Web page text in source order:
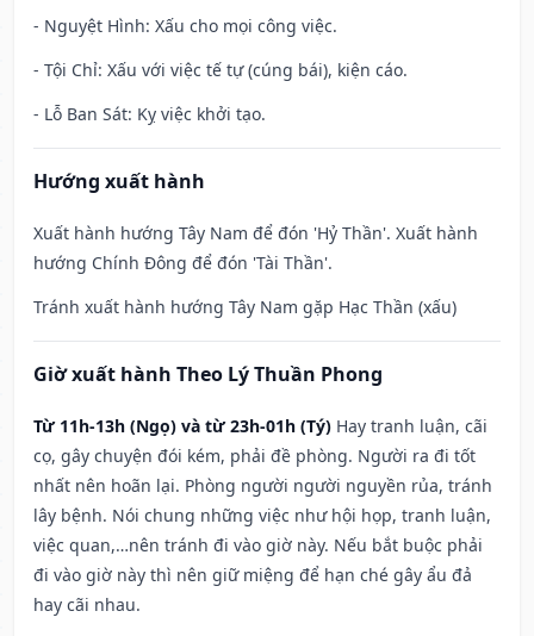
- Nguyệt Hình: Xấu cho mọi công việc.
- Tội Chỉ: Xấu với việc tế tự (cúng bái), kiện cáo.
- Lỗ Ban Sát: Kỵ việc khởi tạo.
Hướng xuất hành
Xuất hành hướng Tây Nam để đón 'Hỷ Thần'. Xuất hành
hướng Chính Đông để đón 'Tài Thần'.
Tránh xuất hành hướng Tây Nam gặp Hạc Thần (xấu)
Giờ xuất hành Theo Lý Thuần Phong
Từ 11h-13h (Ngọ) và từ 23h-01h (Tý) Hay tranh luận, cãi
cọ, gây chuyện đói kém, phải đề phòng. Người ra đi tốt
nhất nên hoãn lại. Phòng người người nguyền rủa, tránh
lây bệnh. Nói chung những việc như hội họp, tranh luận,
việc quan,…nên tránh đi vào giờ này. Nếu bắt buộc phải
đi vào giờ này thì nên giữ miệng để hạn ché gây ẩu đả
hay cãi nhau.